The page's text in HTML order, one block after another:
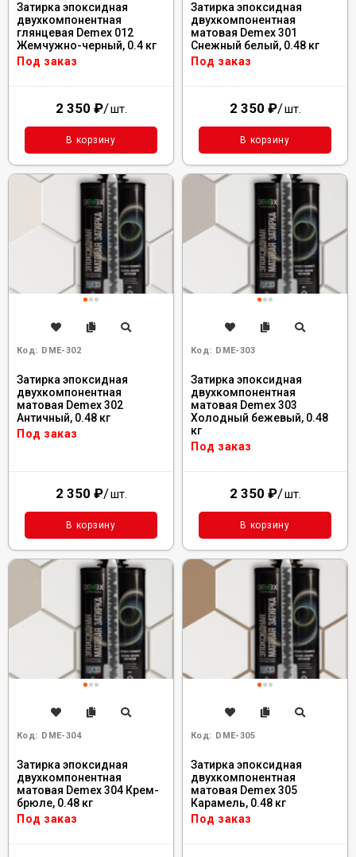
Затирка эпоксидная
двухкомпонентная
глянцевая Demex 012
Жемчужно-черный, 0.4 кг
Под заказ
2 350 ₽/шт.
В корзину
Затирка эпоксидная
двухкомпонентная
матовая Demex 301
Снежный белый, 0.48 кг
Под заказ
2 350 ₽/шт.
В корзину
Код: DME-302
Затирка эпоксидная
двухкомпонентная
матовая Demex 302
Античный, 0.48 кг
Под заказ
2 350 ₽/шт.
В корзину
Код: DME-303
Затирка эпоксидная
двухкомпонентная
матовая Demex 303
Холодный бежевый, 0.48
кг
Под заказ
2 350 ₽/шт.
В корзину
Код: DME-304
Затирка эпоксидная
двухкомпонентная
матовая Demex 304 Крем-
брюле, 0.48 кг
Под заказ
Код: DME-305
Затирка эпоксидная
двухкомпонентная
матовая Demex 305
Карамель, 0.48 кг
Под заказ